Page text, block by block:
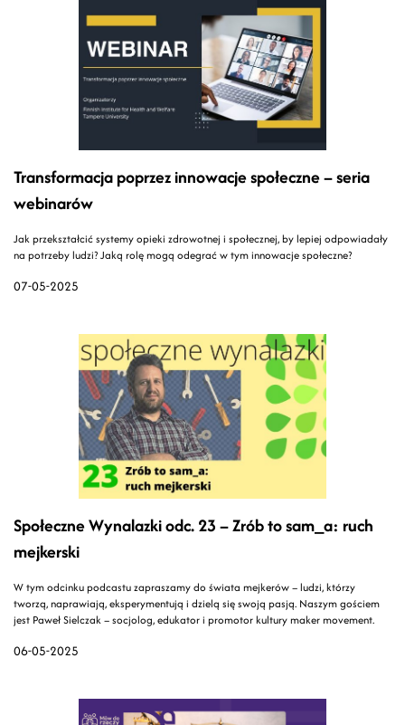
07-05-2025
Transformacja poprzez innowacje społeczne – seria
webinarów
Jak przekształcić systemy opieki zdrowotnej i społecznej, by lepiej odpowiadały
na potrzeby ludzi? Jaką rolę mogą odegrać w tym innowacje społeczne?
06-05-2025
Społeczne Wynalazki odc. 23 – Zrób to sam_a: ruch
mejkerski
W tym odcinku podcastu zapraszamy do świata mejkerów – ludzi, którzy
tworzą, naprawiają, eksperymentują i dzielą się swoją pasją. Naszym gościem
jest Paweł Sielczak – socjolog, edukator i promotor kultury maker movement.